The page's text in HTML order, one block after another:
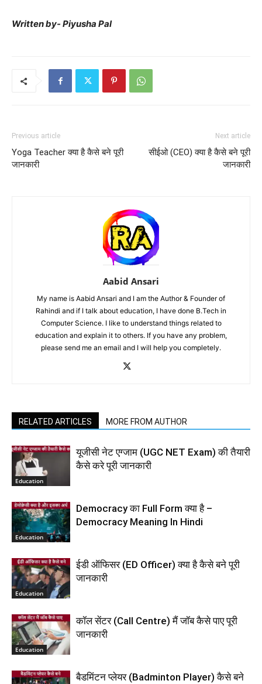
Written by- Piyusha Pal
Previous article
Yoga Teacher क्या है कैसे बने पूरी
जानकारी
Next article
सीईओ (CEO) क्या है कैसे बने पूरी
जानकारी
Aabid Ansari
My name is Aabid Ansari and I am the Author & Founder of
Rahindi and if I talk about education, I have done B.Tech in
Computer Science. I like to understand things related to
education and explain it to others. If you have any problem,
please send me an email and I will help you completely.
RELATED ARTICLES MORE FROM AUTHOR
Education
यूजीसी नेट एग्जाम (UGC NET Exam) की तैयारी
कैसे करे पूरी जानकारी
Education
Democracy का Full Form क्या है –
Democracy Meaning In Hindi
Education
ईडी ऑफिसर (ED Officer) क्या है कैसे बने पूरी
जानकारी
Education
कॉल सेंटर (Call Centre) मैं जॉब कैसे पाए पूरी
जानकारी
बैडमिंटन प्लेयर (Badminton Player) कैसे बने